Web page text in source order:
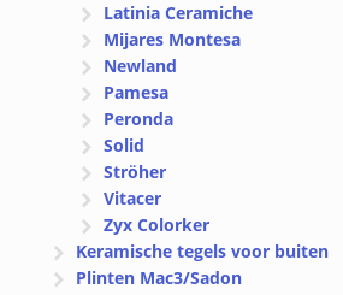
Latinia Ceramiche
Mijares Montesa
Newland
Pamesa
Peronda
Solid
Ströher
Vitacer
Zyx Colorker
Keramische tegels voor buiten
Plinten Mac3/Sadon